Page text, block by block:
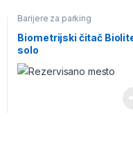
Barijere za parking
Biometrijski čitač
solo